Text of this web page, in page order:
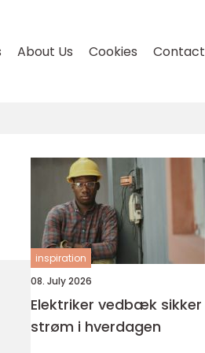
About Us Cookies Contact
inspiration
08. July 2026
Elektriker vedbæk sikker
strøm i hverdagen